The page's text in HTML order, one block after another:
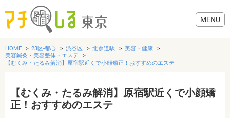
グルメ
HOME 23区-都心 渋谷区 北参道駅
美容・健康
美容鍼灸・美容整体・エステ
【むくみ・たるみ解消】原宿駅近くで小顔矯正！おすすめのエステ
【むくみ・たるみ解消】原宿駅近くで小顔矯
正！おすすめのエステ